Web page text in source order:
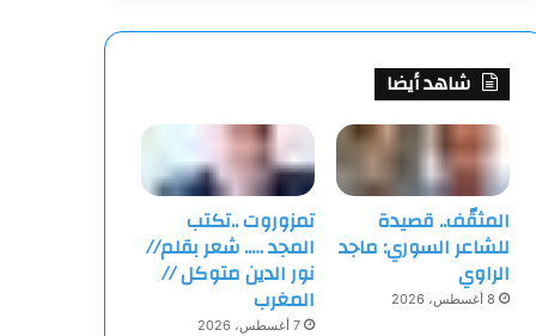
شاهد أيضا
المثقّف.. قصيدة
للشاعر السوري: ماجد
الراوي
8 أغسطس، 2026
تمزوروت ..تكتب
المجد ….. شعر بقلم//
نور الدين متوكل //
المغرب
7 أغسطس، 2026